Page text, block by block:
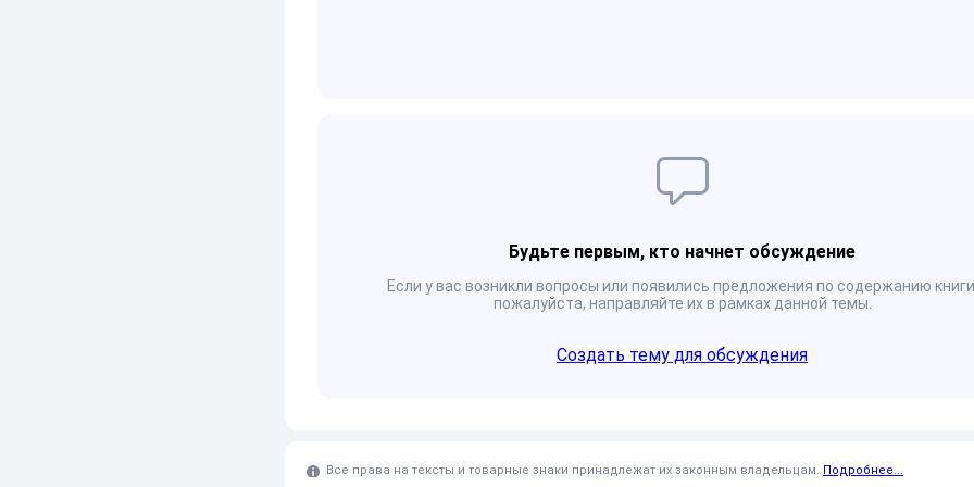
Будьте первым, кто начнет обсуждение
Если у вас возникли вопросы или появились предложения по содержанию
пожалуйста, направляйте их в рамках данной темы.
Создать тему для обсуждения
Все права на тексты и товарные знаки принадлежат их законным владельцам. Подробнее...